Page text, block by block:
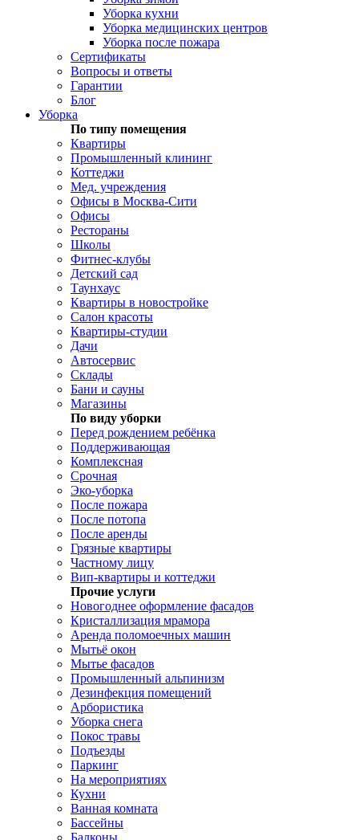
Уборка кухни
Уборка медицинских центров
Уборка после пожара
Сертификаты
Вопросы и ответы
Гарантии
Блог
Уборка
По типу помещения
Квартиры
Промышленный клининг
Коттеджи
Мед. учреждения
Офисы в Москва-Сити
Офисы
Рестораны
Школы
Фитнес-клубы
Детский сад
Таунхаус
Квартиры в новостройке
Салон красоты
Квартиры-студии
Дачи
Автосервис
Склады
Бани и сауны
Магазины
По виду уборки
Перед рождением ребёнка
Поддерживающая
Комплексная
Срочная
Эко-уборка
После пожара
После потопа
После аренды
Грязные квартиры
Частному лицу
Вип-квартиры и коттеджи
Прочие услуги
Новогоднее оформление фасадов
Кристаллизация мрамора
Аренда поломоечных машин
Мытьё окон
Мытье фасадов
Промышленный альпинизм
Дезинфекция помещений
Арбористика
Уборка снега
Покос травы
Подъезды
Паркинг
На мероприятиях
Кухни
Ванная комната
Бассейны
Балконы